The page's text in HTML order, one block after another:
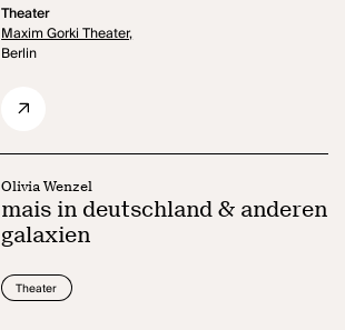
Theater
Maxim Gorki Theater,
Berlin
Olivia Wenzel
mais in deutschland & anderen
galaxien
Theater